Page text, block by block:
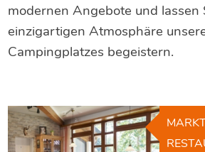
modernen Angebote und lassen
einzigartigen Atmosphäre
Campingplatzes begeistern.